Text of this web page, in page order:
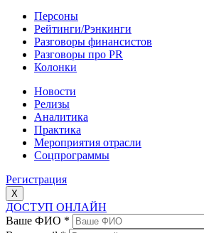
Персоны
Рейтинги/Рэнкинги
Разговоры финансистов
Разговоры про PR
Колонки
Новости
Релизы
Аналитика
Практика
Мероприятия отрасли
Соцпрограммы
Регистрация
X
ДОСТУП ОНЛАЙН
Ваше ФИО *